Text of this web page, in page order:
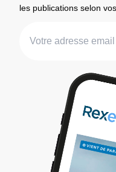
les publications selon